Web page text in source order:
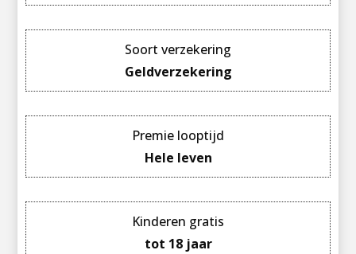
Soort verzekering
Geldverzekering
Premie looptijd
Hele leven
Kinderen gratis
tot 18 jaar